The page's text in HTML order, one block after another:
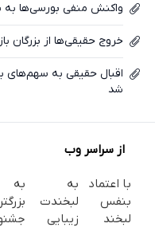
واکنش منفی بورسی‌ها به
خروج حقیقی‌ها از بزرگان
اقبال حقیقی به سهم‌های
شد
از سراسر وب
با اعتماد
بنفس
لبخند
به
لبخندت
زیبایی
به